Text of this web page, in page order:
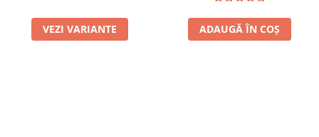
VEZI VARIANTE ADAUGĂ ÎN COȘ